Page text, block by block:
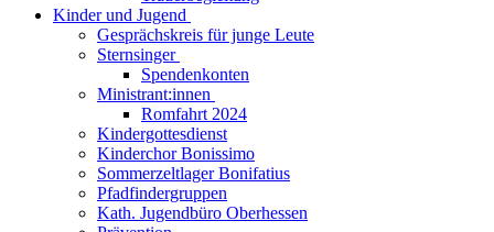
Kinder und Jugend
Gesprächskreis für junge Leute
Sternsinger
Spendenkonten
Ministrant:innen
Romfahrt 2024
Kindergottesdienst
Kinderchor Bonissimo
Sommerzeltlager Bonifatius
Pfadfindergruppen
Kath. Jugendbüro Oberhessen